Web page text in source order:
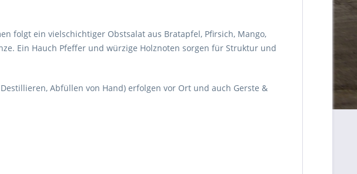
folgt ein vielschichtiger Obstsalat aus Bratapfel, Pfirsich, Mango,
Ein Hauch Pfeffer und würzige Holznoten sorgen für Struktur und
Abfüllen von Hand) erfolgen vor Ort und auch Gerste &